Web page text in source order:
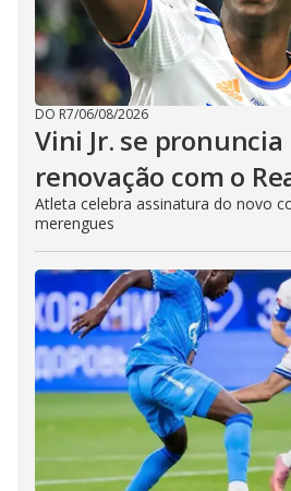
DO R7/06/08/2026
Vini Jr. se pronuncia
renovação com o
Atleta celebra assinatura do novo
merengues